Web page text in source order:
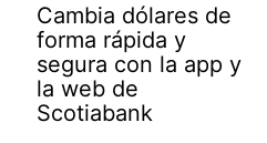
Cambia dólares de
forma rápida y
segura con la app y
la web de
Scotiabank